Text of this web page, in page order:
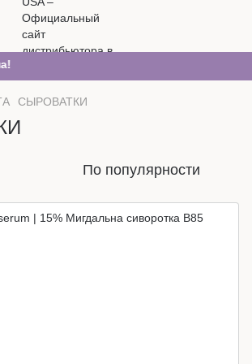
СЫРОВАТКИ
По популярности